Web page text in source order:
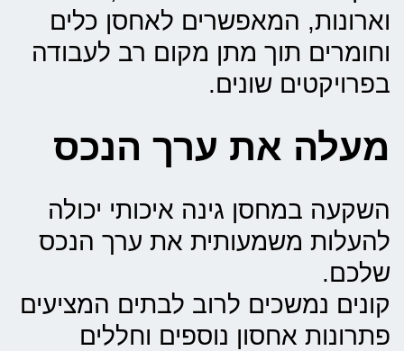
וארונות, המאפשרים לאחסן כלים
וחומרים תוך מתן מקום רב לעבודה
בפרויקטים שונים.
מעלה את ערך הנכס
השקעה במחסן גינה איכותי יכולה
להעלות משמעותית את ערך הנכס
שלכם.
קונים נמשכים לרוב לבתים המציעים
פתרונות אחסון נוספים וחללים